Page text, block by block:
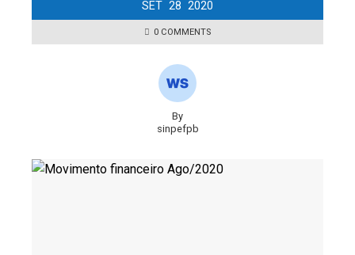
SET 28 2020
0 COMMENTS
By
sinpefpb